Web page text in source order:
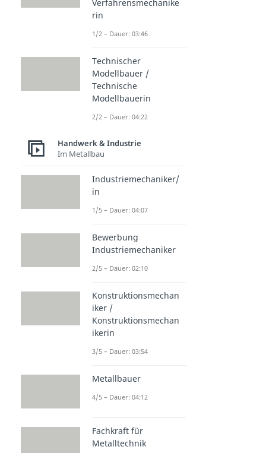
Verfahrensmechanike
rin
1/2 – Dauer: 03:46
Technischer
Modellbauer /
Technische
Modellbauerin
2/2 – Dauer: 04:22
Handwerk & Industrie
Im Metallbau
Industriemechaniker/
in
1/5 – Dauer: 04:07
Bewerbung
Industriemechaniker
2/5 – Dauer: 02:10
Konstruktionsmechan
iker /
Konstruktionsmechan
ikerin
3/5 – Dauer: 03:54
Metallbauer
4/5 – Dauer: 04:12
Fachkraft für
Metalltechnik